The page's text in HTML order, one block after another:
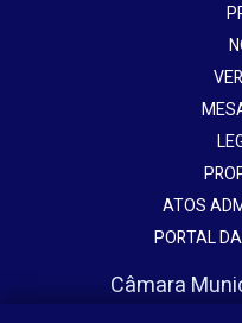
ATOS
PORTAL
Câmara